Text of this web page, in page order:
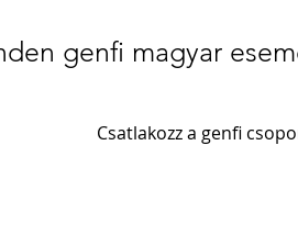
genfi magyar
Csatlakozz a genfi